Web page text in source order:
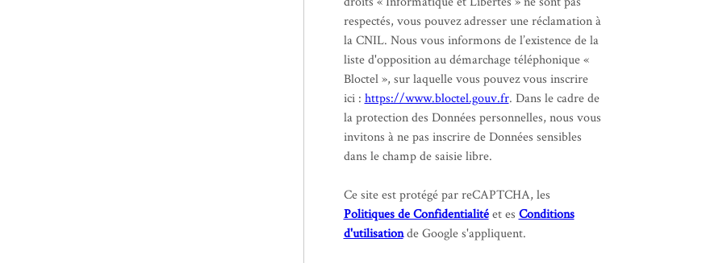
respectés, vous pouvez adresser une réclamation à
la CNIL. Nous vous informons de l’existence de la
liste d'opposition au démarchage téléphonique «
Bloctel », sur laquelle vous pouvez vous inscrire
ici : https://www.bloctel.gouv.fr. Dans le cadre de
la protection des Données personnelles, nous vous
invitons à ne pas inscrire de Données sensibles
dans le champ de saisie libre.
Ce site est protégé par reCAPTCHA, les
Politiques de Confidentialitéet es Conditions
d'utilisationde Google s'appliquent.